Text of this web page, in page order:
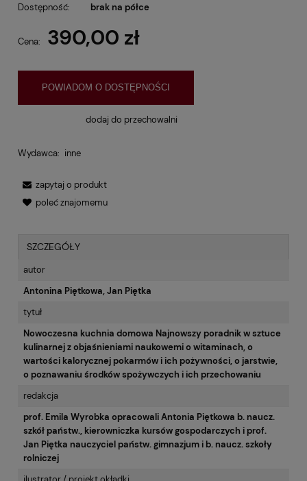
Dostępność: brak na półce
Cena: 390,00 zł
POWIADOM O DOSTĘPNOŚCI
dodaj do przechowalni
Wydawca: inne
zapytaj o produkt
poleć znajomemu
SZCZEGÓŁY
autor
Antonina Piętkowa, Jan Piętka
tytuł
Nowoczesna kuchnia domowa Najnowszy poradnik w sztuce
kulinarnej z objaśnieniami naukowemi o witaminach, o
wartości kalorycznej pokarmów i ich pożywności, o jarstwie,
o poznawaniu środków spożywczych i ich przechowaniu
redakcja
prof. Emila Wyrobka opracowali Antonia Piętkowa b. naucz.
szkół państw., kierowniczka kursów gospodarczych i prof.
Jan Piętka nauczyciel państw. gimnazjum i b. naucz. szkoły
rolniczej